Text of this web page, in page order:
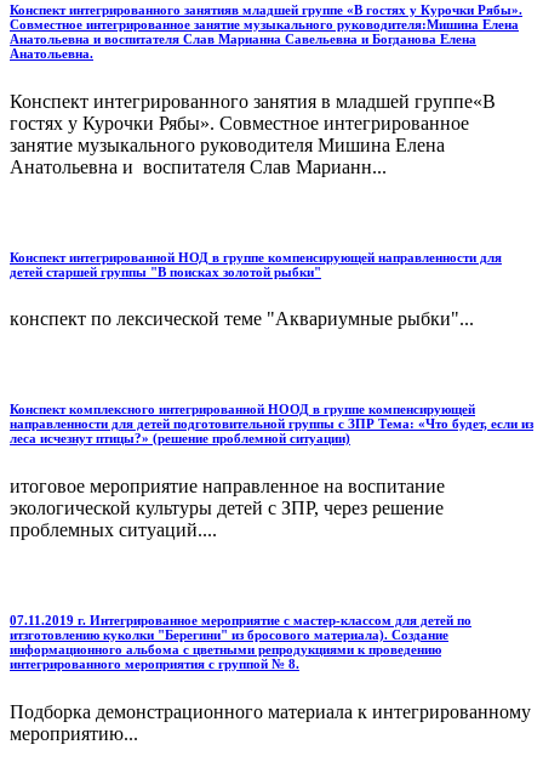
Конспект интегрированного занятияв младшей группе «В гостях у Курочки Рябы».
Совместное интегрированное занятие музыкального руководителя:Мишина Елена
Анатольевна и воспитателя Слав Марианна Савельевна и Богданова Елена
Анатольевна.
Конспект интегрированного занятия в младшей группе«В
гостях у Курочки Рябы». Совместное интегрированное
занятие музыкального руководителя Мишина Елена
Анатольевна и воспитателя Слав Марианн...
Конспект интегрированной НОД в группе компенсирующей направленности для
детей старшей группы "В поисках золотой рыбки"
конспект по лексической теме "Аквариумные рыбки"...
Конспект комплексного интегрированной НООД в группе компенсирующей
направленности для детей подготовительной группы с ЗПР Тема: «Что будет, если из
леса исчезнут птицы?» (решение проблемной ситуации)
итоговое мероприятие направленное на воспитание
экологической культуры детей с ЗПР, через решение
проблемных ситуаций....
07.11.2019 г. Интегрированное мероприятие с мастер-классом для детей по
итзготовлению куколки "Берегини" из бросового материала). Создание
информационного альбома с цветными репродукциями к проведению
интегрированного мероприятия с группой № 8.
Подборка демонстрационного материала к интегрированному
мероприятию...